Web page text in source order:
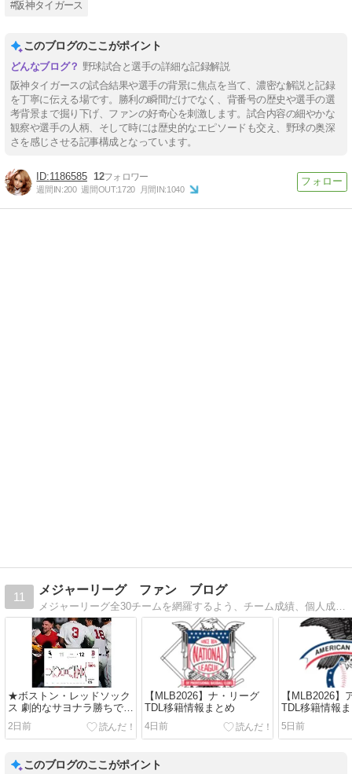
#阪神タイガース
このブログのここがポイント
野球試合と選手の詳細な記録解説
阪神タイガースの試合結果や選手の背景に焦点を当て、濃密な解説と記録
を丁寧に伝える場です。勝利の瞬間だけでなく、背番号の歴史や選手の選
考背景まで掘り下げ、ファンの好奇心を刺激します。試合内容の細やかな
観察や選手の人柄、そして時には歴史的なエピソードも交え、野球の奥深
さを感じさせる記事構成となっています。
1186585 12
週間IN:200 週間OUT:1720 月間IN:1040
11
メジャーリーグ ファン ブログ
メジャーリーグ全30チームを網羅するよう、チーム成績、個人成績、移籍情報など、できるだけ公平な目線で書いています。
★ボストン・レッドソック
ス 劇的なサヨナラ勝ちで8
連勝★【MLB2026】8月3日
～6日
2日前
【MLB2026】ナ・リーグ
TDL移籍情報まとめ
4日前
【MLB2026】
TDL移籍情報
5日前
このブログのここがポイント